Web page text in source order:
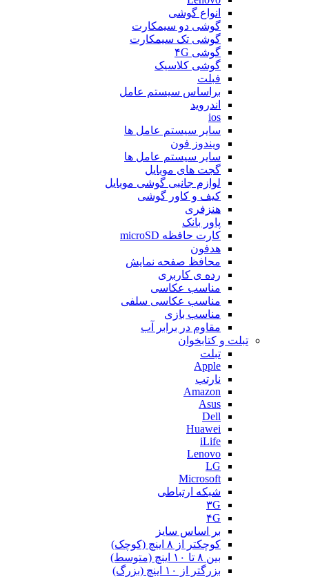
انواع گوشی
گوشی دو سیمکارت
گوشی تک سیمکارت
گوشی ۴G
گوشی کلاسیک
فبلت
براساس سیستم عامل
اندروید
ios
سایر سیستم عامل ها
ویندوز فون
سایر سیستم عامل ها
گجت های موبایل
لوازم جانبی گوشی موبایل
کیف و کاور گوشی
هنزفری
پاور بانک
کارت حافظه microSD
هدفون
محافظ صفحه نمایش
رده ی کاربری
مناسب عکاسی
مناسب عکاسی سلفی
مناسب بازی
مقاوم در برابر آب
تبلت و کتابخوان
تبلت
Apple
نارتب
Amazon
Asus
Dell
Huawei
iLife
Lenovo
LG
Microsoft
شبکه ارتباطی
۳G
۴G
بر اساس سایز
کوچکتر از ۸ اینچ (کوچک)
بین ۸ تا ۱۰ اینچ (متوسط)
بزرگتر از ۱۰ اینچ (بزرگ)